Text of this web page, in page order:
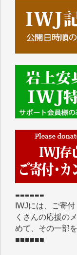
■■■■■■
IWJには、ご寄付
くさんの応援の
めて、その一部
■■■■■■
■2026年7月、ご